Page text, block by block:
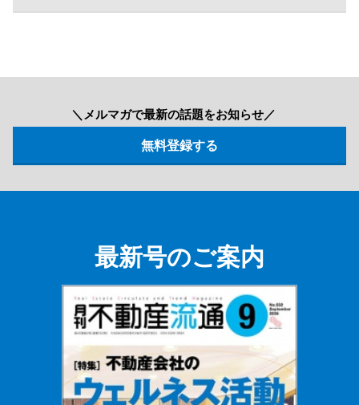
＼メルマガで最新の話題をお知らせ／
最新号のご案内